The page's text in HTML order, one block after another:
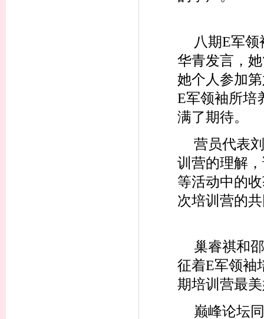
八期E军
华青发言，
她个人参加
E军领袖所培
满了期待。
营员代表
训营的理解
等活动中的
次培训营的
巢睿祺和
征着E军领袖
期培训营最
巅峰论坛